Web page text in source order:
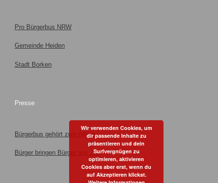
Pro Bürgerbus NRW
Gemeinde Heiden
Stadt Borken
Presse
Bürgerbus gehört zum Alltag
Bürger bringen Bürger ans Ziel
Wir verwenden Cookies, um
dir passende Inhalte zu
präsentieren und dein
Surfvergnügen zu
optimieren, aktivieren
Cookies aber erst, wenn du
auf Akzeptieren klickst.